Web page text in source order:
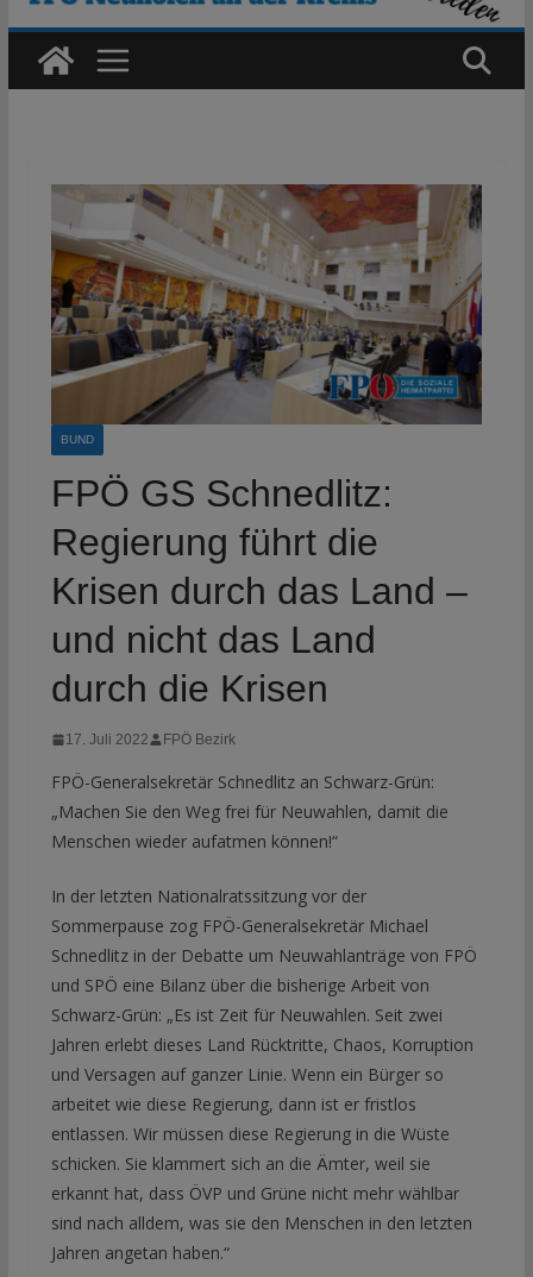
BUND
FPÖ GS Schnedlitz:
Regierung führt die
Krisen durch das Land –
und nicht das Land
durch die Krisen
17. Juli 2022 FPÖ Bezirk
FPÖ-Generalsekretär Schnedlitz an Schwarz-Grün:
„Machen Sie den Weg frei für Neuwahlen, damit die
Menschen wieder aufatmen können!“
In der letzten Nationalratssitzung vor der
Sommerpause zog FPÖ-Generalsekretär Michael
Schnedlitz in der Debatte um Neuwahlanträge von FPÖ
und SPÖ eine Bilanz über die bisherige Arbeit von
Schwarz-Grün: „Es ist Zeit für Neuwahlen. Seit zwei
Jahren erlebt dieses Land Rücktritte, Chaos, Korruption
und Versagen auf ganzer Linie. Wenn ein Bürger so
arbeitet wie diese Regierung, dann ist er fristlos
entlassen. Wir müssen diese Regierung in die Wüste
schicken. Sie klammert sich an die Ämter, weil sie
erkannt hat, dass ÖVP und Grüne nicht mehr wählbar
sind nach alldem, was sie den Menschen in den letzten
Jahren angetan haben.“